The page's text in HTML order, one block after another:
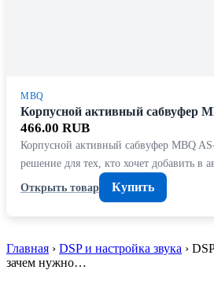
MBQ
Корпусной активный сабвуфер
466.00 RUB
Корпусной активный сабвуфер MBQ
решение для тех, кто хочет добавить в
Открыть товар
Купить
Главная › DSP и настройка звука ›
зачем нужно…